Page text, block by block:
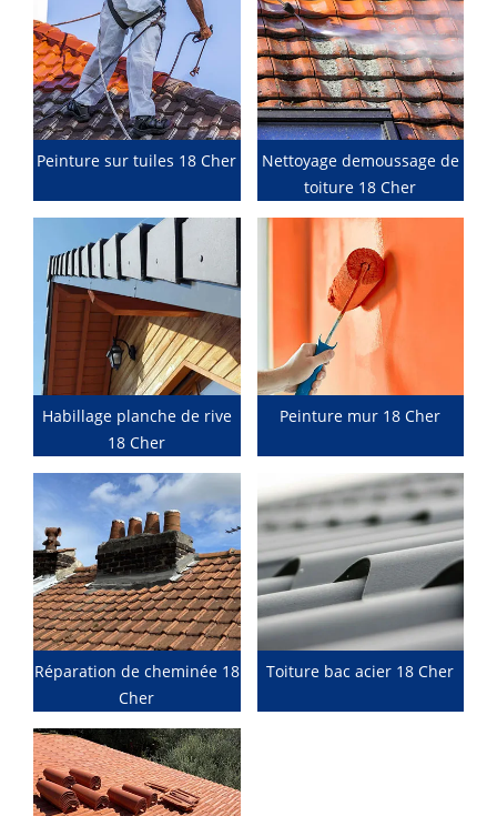
Peinture sur tuiles 18 Cher
Nettoyage demoussage de
toiture 18 Cher
Habillage planche de rive
18 Cher
Peinture mur 18 Cher
Réparation de cheminée 18
Cher
Toiture bac acier 18 Cher